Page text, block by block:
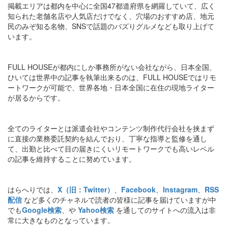
掲載エリアは都内を中心に全国47都道府県を網羅していて、広く
知られた老舗名店や人気店だけでなく、穴場のおすすめ店、地元
民のみぞ知る名物、SNSで話題のバズりグルメなども取り上げて
います。
FULL HOUSEが都内にしか事務所がない会社ながら、日本全国、
ひいては世界中の記事を執筆出来るのは、FULL HOUSEではリモ
ートワークが可能で、世界各地・日本全国に在住の現地ライター
が居るからです。
全てのライターとは派遣会社やコンテンツ制作代行会社を挟まず
に直接の業務委託契約を結んでおり、丁寧な指導と監修を通し
て、出勤と比べて目の届きにくいリモートワークでも高いレベル
の記事を維持することに努めています。
はらへりでは、 X（旧：Twitter） 、 Facebook、 Instagram、 RSS
配信 など多くのチャネルで読者の皆様に記事を届けていますが中
でもGoogle検索、や Yahoo検索 を通してのサイトへの流入は非
常に大きなものとなっています。